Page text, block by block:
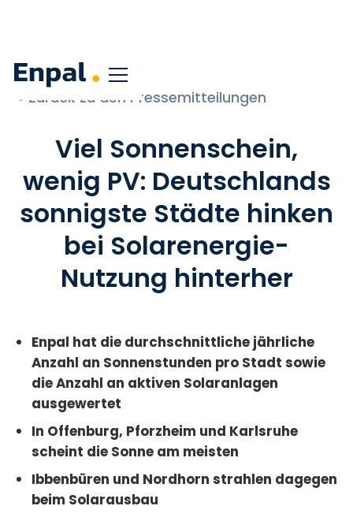
< Zurück zu den Pressemitteilungen
Viel Sonnenschein,
wenig PV: Deutschlands
sonnigste Städte hinken
bei Solarenergie-
Nutzung hinterher
Enpal hat die durchschnittliche jährliche
Anzahl an Sonnenstunden pro Stadt sowie
die Anzahl an aktiven Solaranlagen
ausgewertet
In Offenburg, Pforzheim und Karlsruhe
scheint die Sonne am meisten
Ibbenbüren und Nordhorn strahlen dagegen
beim Solarausbau